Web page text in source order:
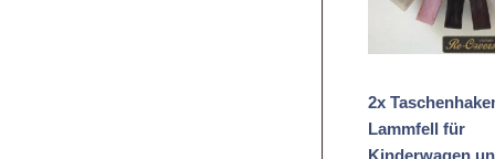
2x
Lammfell für